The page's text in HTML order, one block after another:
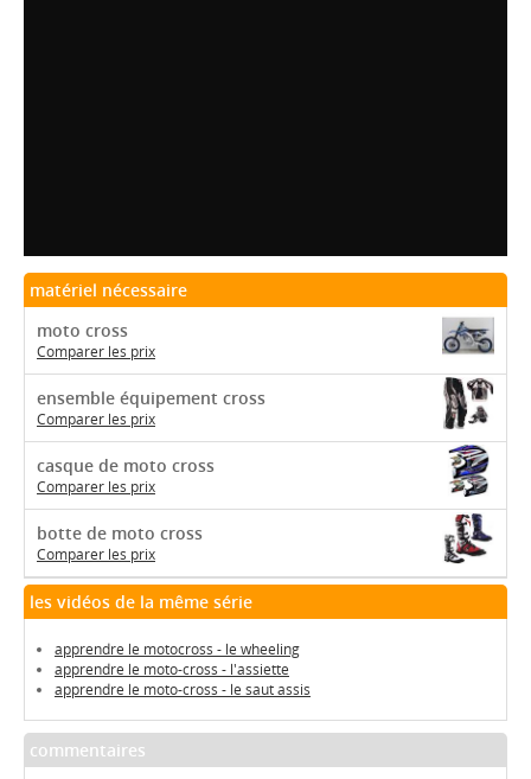
matériel nécessaire
moto cross
Comparer les prix
ensemble équipement cross
Comparer les prix
casque de moto cross
Comparer les prix
botte de moto cross
Comparer les prix
les vidéos de la même série
apprendre le motocross - le wheeling
apprendre le moto-cross - l'assiette
apprendre le moto-cross - le saut assis
commentaires